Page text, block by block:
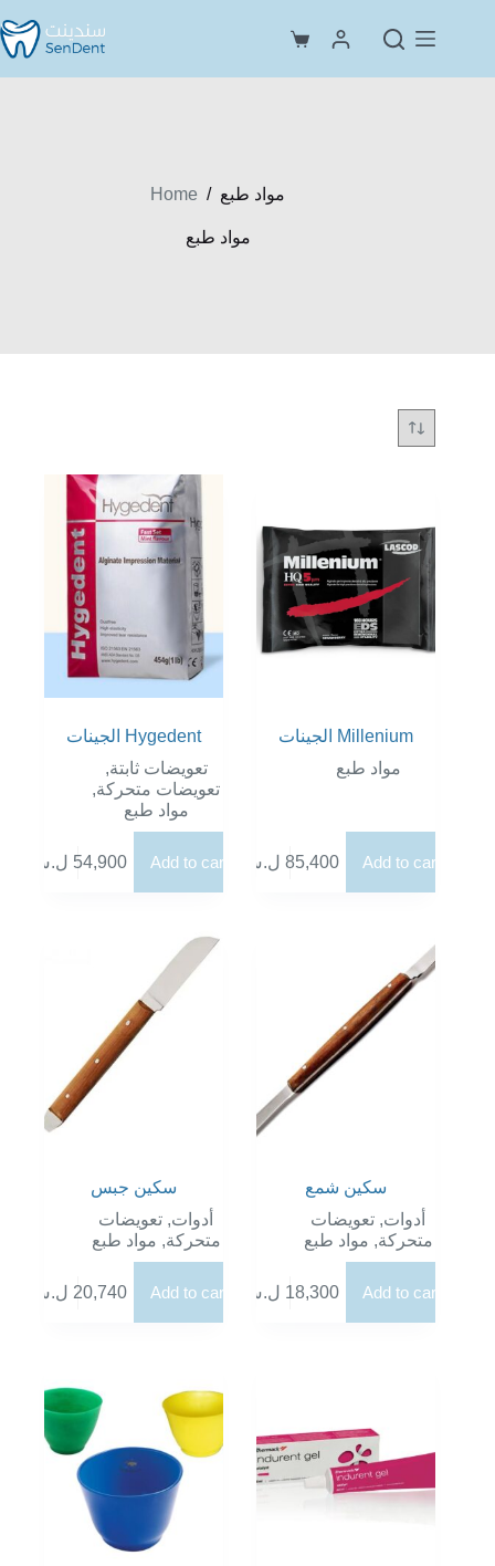
to
content
Shopping
Home / مواد طبع
مواد طبع
الجينات Hygedent
تعويضات ثابتة,
تعويضات متحركة,
مواد طبع
54,900 ل.س Add to cart
الجينات Millenium
مواد طبع
85,400 ل.س Add to cart
سكين جبس
أدوات, تعويضات
متحركة, مواد طبع
20,740 ل.س Add to cart
سكين شمع
أدوات, تعويضات
متحركة, مواد طبع
18,300 ل.س Add to cart